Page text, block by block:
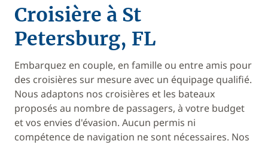
Croisière à St
Petersburg, FL
Embarquez en couple, en famille ou entre amis pour
des croisières sur mesure avec un équipage qualifié.
Nous adaptons nos croisières et les bateaux
proposés au nombre de passagers, à votre budget
et vos envies d'évasion. Aucun permis ni
compétence de navigation ne sont nécessaires. Nos